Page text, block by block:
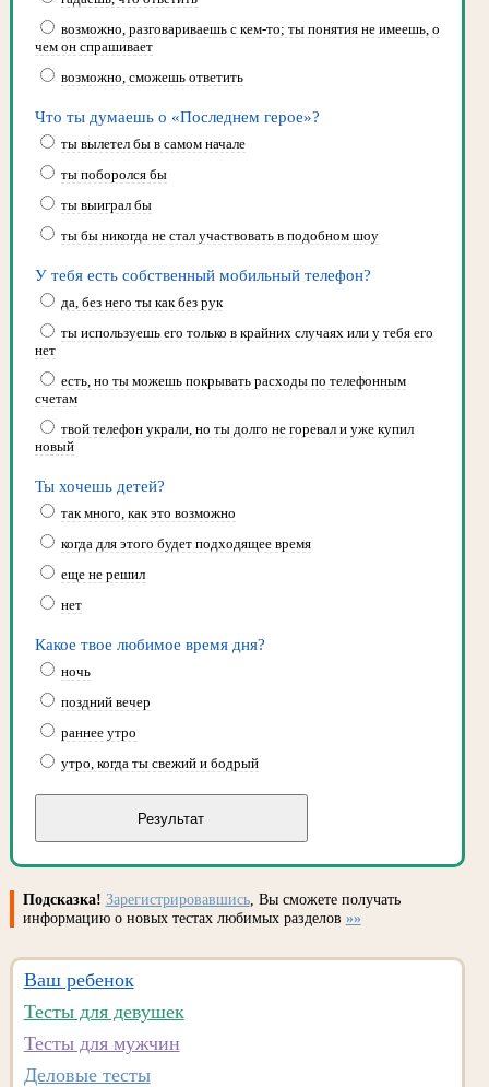
возможно, разговариваешь с кем-то; ты понятия не имеешь, о
чем он спрашивает
возможно, сможешь ответить
Что ты думаешь о «Последнем герое»?
ты вылетел бы в самом начале
ты поборолся бы
ты выиграл бы
ты бы никогда не стал участвовать в подобном шоу
У тебя есть собственный мобильный телефон?
да, без него ты как без рук
ты используешь его только в крайних случаях или у тебя его
нет
есть, но ты можешь покрывать расходы по телефонным
счетам
твой телефон украли, но ты долго не горевал и уже купил
новый
Ты хочешь детей?
так много, как это возможно
когда для этого будет подходящее время
еще не решил
нет
Какое твое любимое время дня?
ночь
поздний вечер
раннее утро
утро, когда ты свежий и бодрый
Подсказка! Зарегистрировавшись, Вы сможете получать
информацию о новых тестах любимых разделов »»
Ваш ребенок
Тесты для девушек
Тесты для мужчин
Деловые тесты